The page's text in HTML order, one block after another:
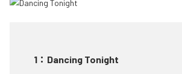
1 ： Dancing Tonight